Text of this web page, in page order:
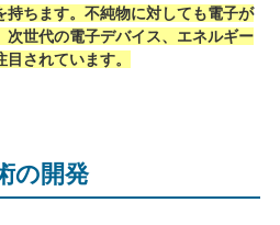
持ちます。不純物に対しても電子が
次世代の電子デバイス、エネルギー
されています。
の開発